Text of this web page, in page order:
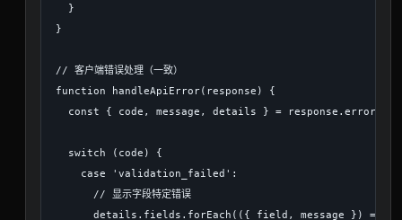
  }
}
// 客户端错误处理（一致）
function handleApiError(response) {
  const { code, message, details } = response.error;
  switch (code) {
    case 'validation_failed':
      // 显示字段特定错误
      details.fields.forEach(({ field, message }) => {